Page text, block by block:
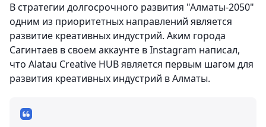
В стратегии долгосрочного развития "Алматы-2050"
одним из приоритетных направлений является
развитие креативных индустрий. Аким города
Сагинтаев в своем аккаунте в Instagram написал,
что Alatau Creative HUB является первым шагом для
развития креативных индустрий в Алматы.